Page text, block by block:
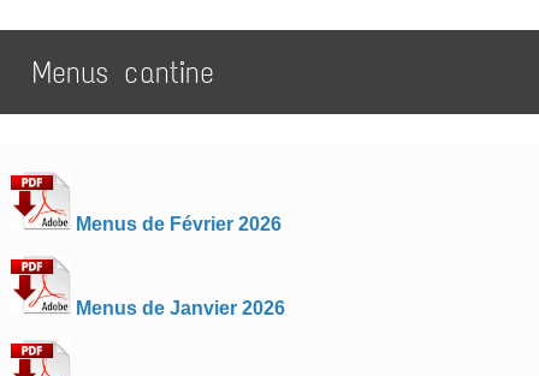
Menus cantine
Menus de Février 2026
Menus de Janvier 2026